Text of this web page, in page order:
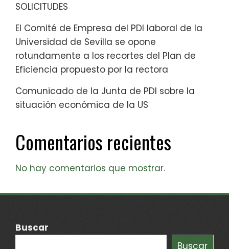
SOLICITUDES
El Comité de Empresa del PDI laboral de la
Universidad de Sevilla se opone
rotundamente a los recortes del Plan de
Eficiencia propuesto por la rectora
Comunicado de la Junta de PDI sobre la
situación económica de la US
Comentarios recientes
No hay comentarios que mostrar.
Buscar
Buscar